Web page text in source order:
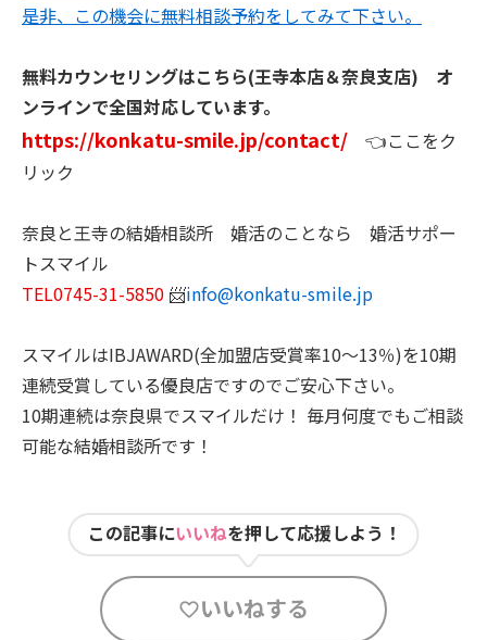
是非、この機会に無料相談予約をしてみて下さい。
無料カウンセリングはこちら(王寺本店＆奈良支店) オ
ンラインで全国対応しています。
https://konkatu-smile.jp/contact/ 👈ここをク
リック
奈良と王寺の結婚相談所 婚活のことなら 婚活サポー
トスマイル
TEL0745-31-5850 📨info@konkatu-smile.jp
スマイルはIBJAWARD(全加盟店受賞率10～13％)を10期
連続受賞している優良店ですのでご安心下さい。
10期連続は奈良県でスマイルだけ！ 毎月何度でもご相談
可能な結婚相談所です！
この記事にいいねを押して応援しよう！
いいねする